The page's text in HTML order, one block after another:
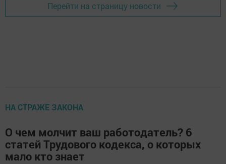
Перейти на страницу новости
НА СТРАЖЕ ЗАКОНА
О чем молчит ваш работодатель? 6
статей Трудового кодекса, о которых
мало кто знает